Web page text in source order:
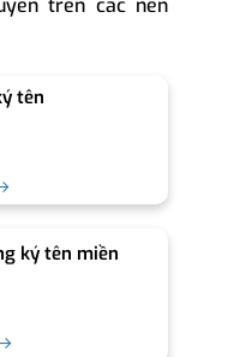
trên các nền
tên
ký tên miền